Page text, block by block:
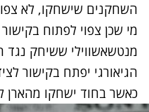
השחקנים שישחקו, לא
מי שכן צפוי לפתוח
מנטשאשווילי ששיחק
הגיאורגי יפתח בקישור
כאשר בחוד ישחקו מהארן